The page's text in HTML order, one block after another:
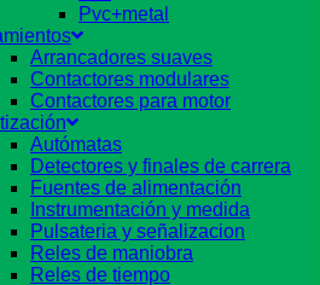
Pvc+metal
Arrancadores suaves
Contactores modulares
Contactores para motor
Autómatas
Detectores y finales de carrera
Fuentes de alimentación
Instrumentación y medida
Pulsateria y señalizacion
Reles de maniobra
Reles de tiempo